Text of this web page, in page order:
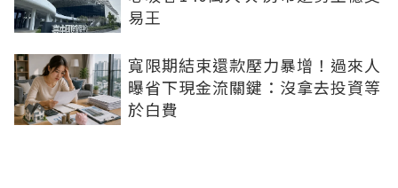
易王
寬限期結束還款壓力暴增！過來人
曝省下現金流關鍵：沒拿去投資等
於白費